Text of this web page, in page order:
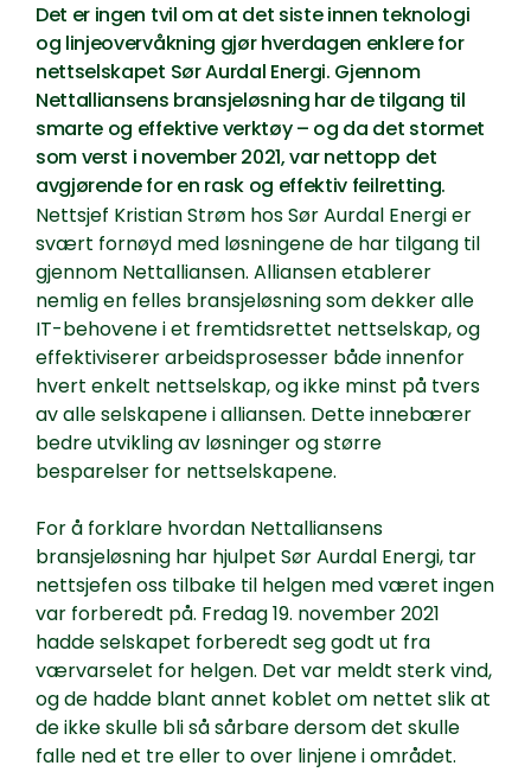
Det er ingen tvil om at det siste innen teknologi
og linjeovervåkning gjør hverdagen enklere for
nettselskapet Sør Aurdal Energi. Gjennom
Nettalliansens bransjeløsning har de tilgang til
smarte og effektive verktøy – og da det stormet
som verst i november 2021, var nettopp det
avgjørende for en rask og effektiv feilretting.
Nettsjef Kristian Strøm hos Sør Aurdal Energi er
svært fornøyd med løsningene de har tilgang til
gjennom Nettalliansen. Alliansen etablerer
nemlig en felles bransjeløsning som dekker alle
IT-behovene i et fremtidsrettet nettselskap, og
effektiviserer arbeidsprosesser både innenfor
hvert enkelt nettselskap, og ikke minst på tvers
av alle selskapene i alliansen. Dette innebærer
bedre utvikling av løsninger og større
besparelser for nettselskapene.
For å forklare hvordan Nettalliansens
bransjeløsning har hjulpet Sør Aurdal Energi, tar
nettsjefen oss tilbake til helgen med været ingen
var forberedt på. Fredag 19. november 2021
hadde selskapet forberedt seg godt ut fra
værvarselet for helgen. Det var meldt sterk vind,
og de hadde blant annet koblet om nettet slik at
de ikke skulle bli så sårbare dersom det skulle
falle ned et tre eller to over linjene i området.